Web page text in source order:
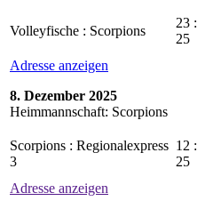
Volleyfische : Scorpions
23 :
25
Adresse anzeigen
8. Dezember 2025
Heimmannschaft: Scorpions
Scorpions : Regionalexpress
3
12 :
25
Adresse anzeigen